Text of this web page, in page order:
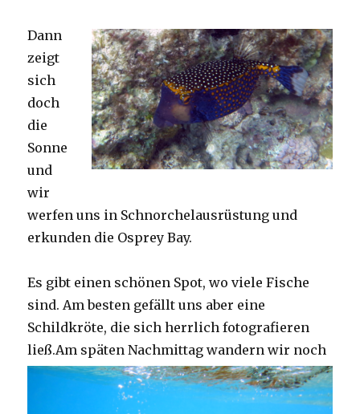
Dann
zeigt
sich
doch
die
Sonne
und
wir
werfen uns in Schnorchelausrüstung und
erkunden die Osprey Bay.
Es gibt einen schönen Spot, wo viele Fische
sind. Am besten gefällt uns aber eine
Schildkröte, die sich herrlich fotografieren
ließ.Am späten Nachmittag wandern wir noch